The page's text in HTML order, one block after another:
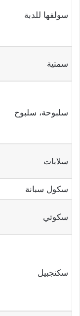
سولفها للدبة
سمتية
سلبوحة، سلبوح
سلابات
سكول سبانة
سكوتي
سكنجبيل